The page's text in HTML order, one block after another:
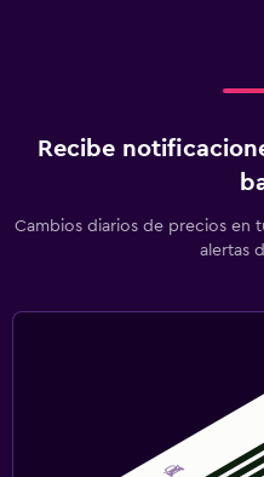
Recibe
Cambios diarios de precios en
alertas